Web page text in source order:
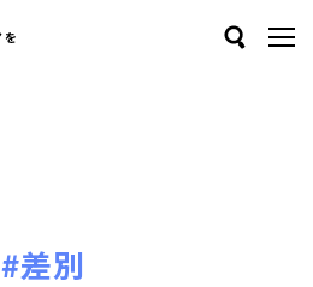
#差別